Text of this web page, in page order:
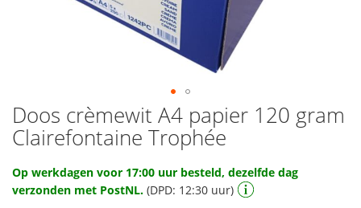
Ga
naar
het
van
de
Doos crèmewit A4 papier 120 gram
Clairefontaine Trophée
Op werkdagen voor 17:00 uur besteld, dezelfde dag
verzonden met PostNL. (DPD: 12:30 uur)